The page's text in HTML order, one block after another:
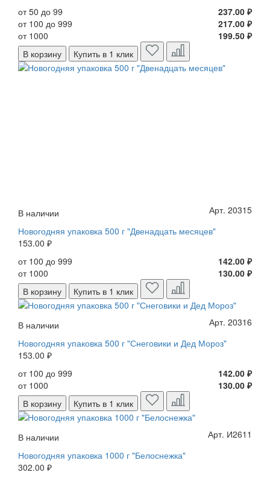
от 50 до 99
237.00 ₽
от 100 до 999
217.00 ₽
от 1000
199.50 ₽
В корзину
Купить в 1 клик
В наличии
Арт. 20315
Новогодняя упаковка 500 г "Двенадцать месяцев"
153.00 ₽
от 100 до 999
142.00 ₽
от 1000
130.00 ₽
В корзину
Купить в 1 клик
В наличии
Арт. 20316
Новогодняя упаковка 500 г "Снеговики и Дед Мороз"
153.00 ₽
от 100 до 999
142.00 ₽
от 1000
130.00 ₽
В корзину
Купить в 1 клик
В наличии
Арт. И2611
Новогодняя упаковка 1000 г "Белоснежка"
302.00 ₽